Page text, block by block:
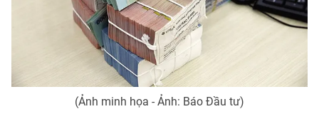
(Ảnh minh họa - Ảnh: Báo Đầu tư)